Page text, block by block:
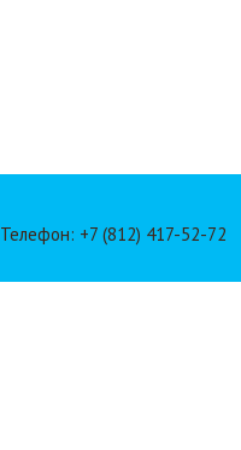
Телефон: +7 (812) 417-52-72